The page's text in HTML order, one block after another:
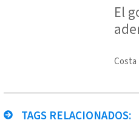
El
Costa
TAGS RELACIONADOS: